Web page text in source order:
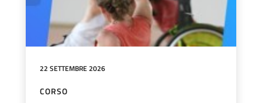
22 SETTEMBRE 2026
CORSO